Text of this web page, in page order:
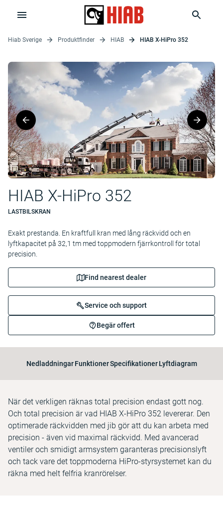
Hiab Sverige Produktfinder HIAB HIAB X-HiPro 352
HIAB X-HiPro 352
LASTBILSKRAN
Exakt prestanda. En kraftfull kran med lång räckvidd och en
lyftkapacitet på 32,1 tm med toppmodern fjärrkontroll för total
precision.
Find nearest dealer
Service och support
Begär offert
Nedladdningar FunktionerSpecifikationer Lyftdiagram
När det verkligen räknas total precision endast gott nog.
Och total precision är vad HIAB X-HiPro 352 levererar. Den
optimerade räckvidden med jib gör att du kan arbeta med
precision - även vid maximal räckvidd. Med avancerad
ventiler och smidigt armsystem garanteras precisionslyft
och tack vare det toppmoderna HiPro-styrsystemet kan du
räkna med helt felfria kranrörelser.